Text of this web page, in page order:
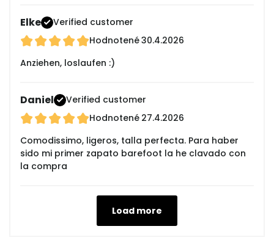
Elke
Verified customer
Hodnotené30.4.2026
Anziehen, loslaufen :)
Daniel
Verified customer
Hodnotené 27.4.2026
Comodissimo, ligeros, talla perfecta. Para haber
sido mi primer zapato barefoot la he clavado con
la compra
Load more